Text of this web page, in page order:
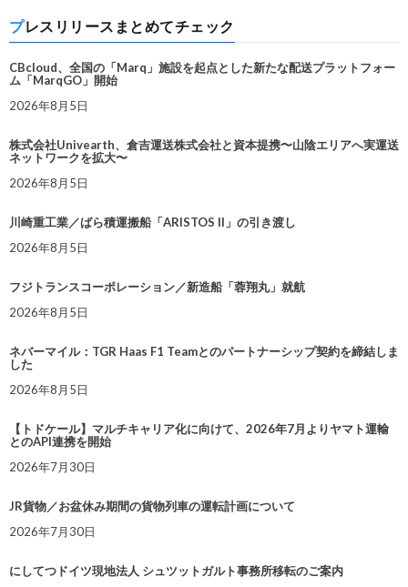
プレスリリースまとめてチェック
CBcloud、全国の「Marq」施設を起点とした新たな配送プラットフォー
ム「MarqGO」開始
2026年8月5日
株式会社Univearth、倉吉運送株式会社と資本提携〜山陰エリアへ実運送
ネットワークを拡大〜
2026年8月5日
川崎重工業／ばら積運搬船「ARISTOS II」の引き渡し
2026年8月5日
フジトランスコーポレーション／新造船「蓉翔丸」就航
2026年8月5日
ネバーマイル：TGR Haas F1 Teamとのパートナーシップ契約を締結しま
した
2026年8月5日
【トドケール】マルチキャリア化に向けて、2026年7月よりヤマト運輸
とのAPI連携を開始
2026年7月30日
JR貨物／お盆休み期間の貨物列車の運転計画について
2026年7月30日
にしてつドイツ現地法人 シュツットガルト事務所移転のご案内